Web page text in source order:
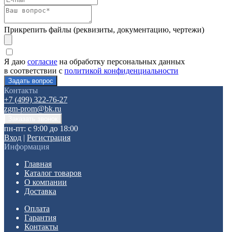
Прикрепить файлы (реквизиты, документацию, чертежи)
Я даю согласие на обработку персональных данных
в соответствии с политикой конфиденциальности
Контакты
+7 (499) 322-76-27
zgm-prom@bk.ru
пн-пт: с 9:00 до 18:00
Вход | Регистрация
Информация
Главная
Каталог товаров
О компании
Доставка
Оплата
Гарантия
Контакты